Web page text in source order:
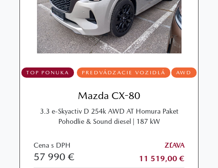
TOP PONUKA PREDVÁDZACIE VOZIDLÁ AWD
Mazda CX-80
3.3 e-Skyactiv D 254k AWD AT Homura Paket
Pohodlie & Sound diesel | 187 kW
Cena s DPH
57 990 €
ZĽAVA
11 519,00 €